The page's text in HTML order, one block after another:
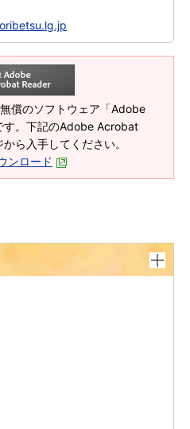
償のソフトウェア「Adobe
。下記のAdobe Acrobat
ら入手してください。
ンロード